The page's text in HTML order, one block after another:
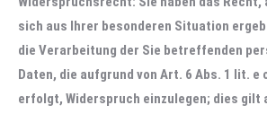
sich aus Ihrer besonderen Situation
die Verarbeitung der Sie betreffenden
Daten, die aufgrund von Art. 6 Abs. 1 lit. e
erfolgt, Widerspruch einzulegen; dies gilt